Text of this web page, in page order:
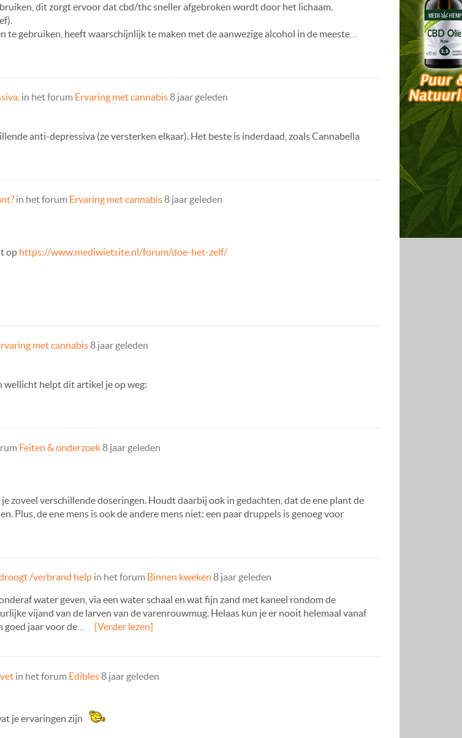
dit zorgt ervoor dat cbd/thc sneller afgebroken wordt door het lichaam.
gebruiken, heeft waarschijnlijk te maken met de aanwezige alcohol in de meeste…
in het forum Ervaring met cannabis8 jaar geleden
anti-depressiva (ze versterken elkaar). Het beste is inderdaad, zoals Cannabella
in het forum Ervaring met cannabis8 jaar geleden
op https://www.mediwietsite.nl/forum/doe-het-zelf/
met cannabis8 jaar geleden
wellicht helpt dit artikel je op weg:
Feiten & onderzoek8 jaar geleden
zoveel verschillende doseringen. Houdt daarbij ook in gedachten, dat de ene plant de
Plus, de ene mens is ook de andere mens niet: een paar druppels is genoeg voor
/verbrand help in het forum Binnen kweken 8 jaar geleden
water geven, via een water schaal en wat fijn zand met kaneel rondom de
vijand van de larven van de varenrouwmug. Helaas kun je er nooit helemaal vanaf
jaar voor de…
[Verder lezen]
in het forum Edibles8 jaar geleden
je ervaringen zijn